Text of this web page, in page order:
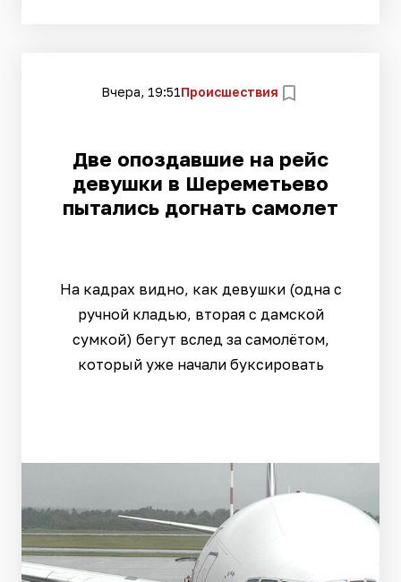
Вчера, 19:51Происшествия
Две опоздавшие на рейс
девушки в Шереметьево
пытались догнать самолет
На кадрах видно, как девушки (одна с
ручной кладью, вторая с дамской
сумкой) бегут вслед за самолётом,
который уже начали буксировать